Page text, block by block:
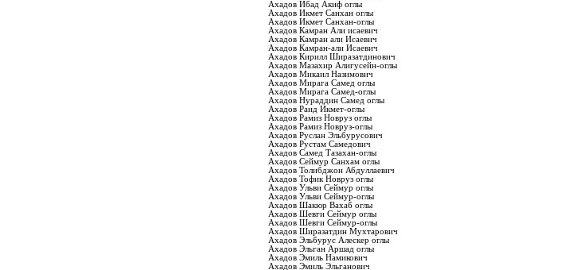
Ахадов Ибад Акиф оглы
Ахадов Икмет Санхан оглы
Ахадов Икмет Санхан-оглы
Ахадов Камран Али исаевич
Ахадов Камран али Исаевич
Ахадов Камран-али Исаевич
Ахадов Кирилл Ширазатдинович
Ахадов Мазахир Алигусейн-оглы
Ахадов Микаил Назимович
Ахадов Мирага Самед оглы
Ахадов Мирага Самед-оглы
Ахадов Нураддин Самед оглы
Ахадов Раид Икмет-оглы
Ахадов Рамиз Новруз оглы
Ахадов Рамиз Новруз-оглы
Ахадов Руслан Эльбурусович
Ахадов Рустам Самедович
Ахадов Самед Тазахан-оглы
Ахадов Сеймур Санхам оглы
Ахадов Толибджон Абдуллаевич
Ахадов Тофик Новруз оглы
Ахадов Ульви Сеймур оглы
Ахадов Ульви Сеймур-оглы
Ахадов Шакюр Вахаб оглы
Ахадов Шевги Сеймур оглы
Ахадов Шевги Сеймур-оглы
Ахадов Ширазатдин Мухтарович
Ахадов Эльбурус Алескер оглы
Ахадов Эльган Аршад оглы
Ахадов Эмиль Намикович
Ахадов Эмиль Эльганович